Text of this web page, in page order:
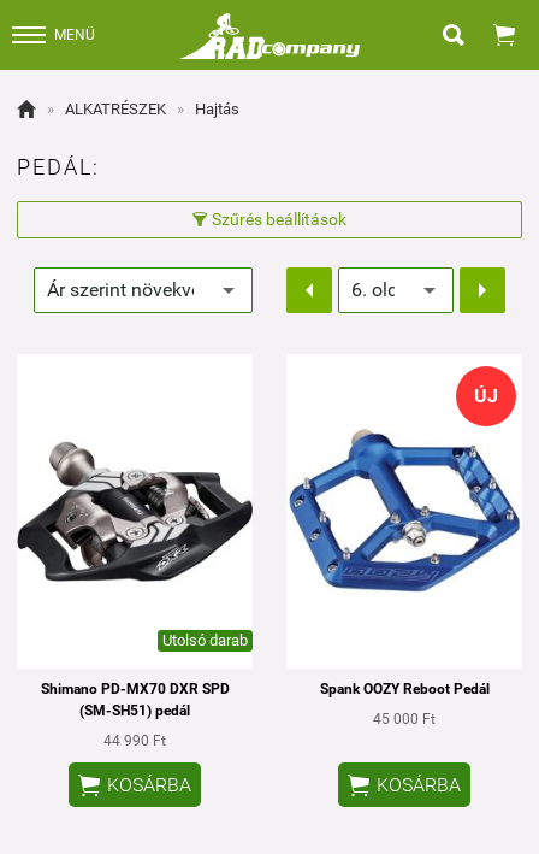
MENÜ  
 » ALKATRÉSZEK » Hajtás
PEDÁL:
 Szűrés beállítások
 
Utolsó darab
Shimano PD-MX70 DXR SPD
(SM-SH51) pedál
44 990 Ft
 KOSÁRBA
ÚJ
Spank OOZY Reboot Pedál
45 000 Ft
 KOSÁRBA